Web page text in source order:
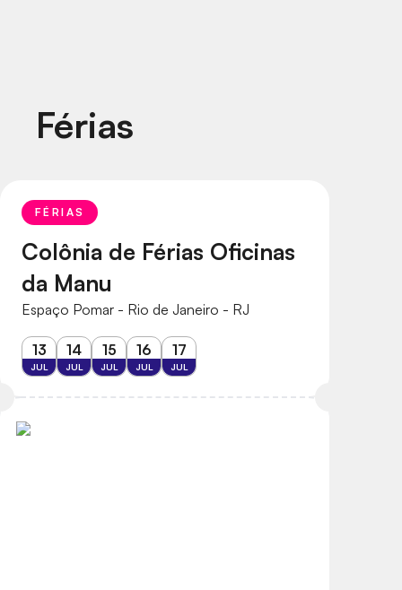
Férias
FÉRIAS
Colônia de Férias Oficinas
da Manu
Espaço Pomar - Rio de Janeiro - RJ
13
JUL
14
JUL
15
JUL
16
JUL
17
JUL